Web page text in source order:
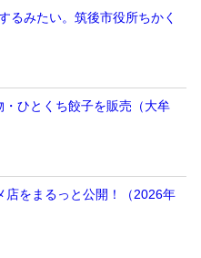
るみたい。筑後市役所ちかく
・ひとくち餃子を販売（大牟
店をまるっと公開！（2026年